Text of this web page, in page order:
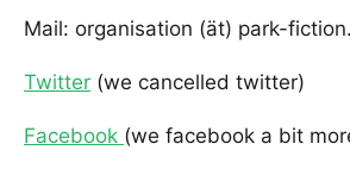
Mail: organisation (ät) park-
Twitter (we cancelled twitter)
Facebook (we facebook a bit